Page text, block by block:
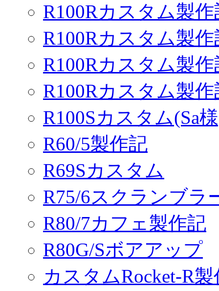
R100Rカスタム製作
R100Rカスタム製作
R100Rカスタム製作
R100Rカスタム製
R100Sカスタム(Sa
R60/5製作記
R69Sカスタム
R75/6スクランブラ
R80/7カフェ製作記
R80G/Sボアアップ
カスタムRocket-R